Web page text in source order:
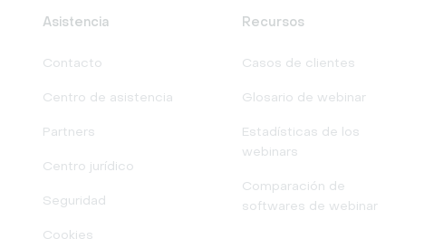
Asistencia
Contacto
Centro de asistencia
Partners
Centro jurídico
Seguridad
Cookies
Recursos
Casos de clientes
Glosario de webinar
Estadísticas de los
webinars
Comparación de
softwares de webinar